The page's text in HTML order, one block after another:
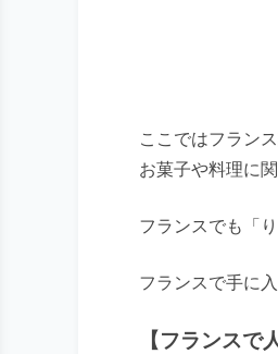
ここではフラン
お菓子や料理に
フランスでも「
フランスで手に
【フランスで